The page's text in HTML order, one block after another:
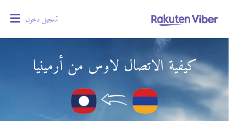
تسجيل دخول
كيفية الاتصال لاوس من أرمينيا